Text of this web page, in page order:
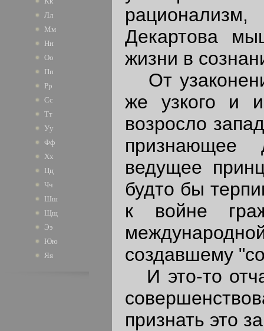
Лл
Мм
Нн
Оо
Пп
Рр
Сс
Тт
Уу
Фф
Хх
Цц
Чч
Шш
Щщ
Ээ
Юю
Яя
Декартова
жизни в
От
же узкого и
возросло
признающее
ведущее
будто бы
к войне
создавшему
И это-то
признать это